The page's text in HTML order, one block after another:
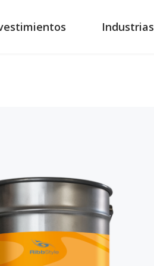
Industrias